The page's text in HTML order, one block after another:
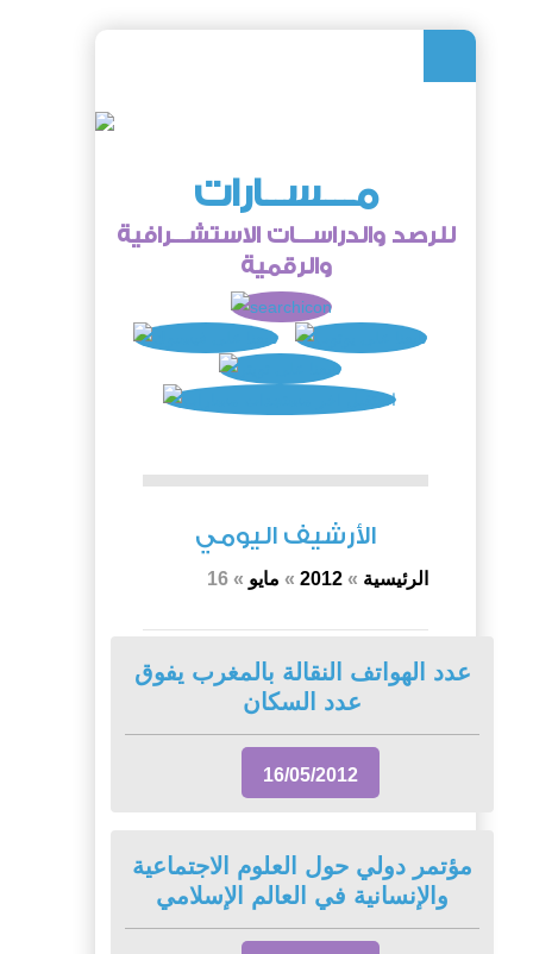
مـــســارات
للرصد والدراســـات الاستشـــرافية
والرقمية
الأرشيف اليومي
الرئيسية »
2012
» مايو »
16
عدد الهواتف النقالة بالمغرب يفوق
عدد السكان
16/05/2012
مؤتمر دولي حول العلوم الاجتماعية
والإنسانية في العالم الإسلامي